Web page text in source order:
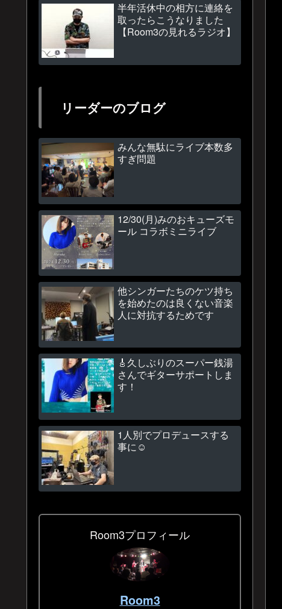
半年活休中の相方に連絡を
取ったらこうなりました
【Room3の見れるラジオ】
リーダーのブログ
みんな無駄にライブ本数多
すぎ問題
12/30(月)みのおキューズモ
ール コラボミニライブ
他シンガーたちのケツ持ち
を始めたのは良くない音楽
人に対抗するためです
🎸久しぶりのスーパー銭湯
さんでギターサポートしま
す！
1人別でプロデュースする
事に☺
Room3プロフィール
Room3